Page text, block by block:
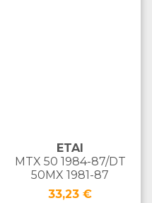
ETAI
MTX 50 1984-87/DT
50MX 1981-87
Prix
33,23 €